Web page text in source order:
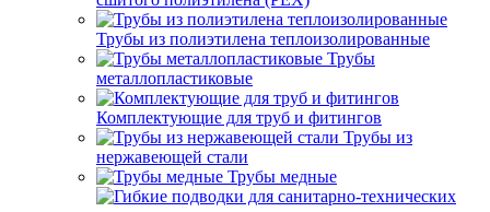
Трубы из полиэтилена теплоизолированные
Трубы
металлопластиковые
Комплектующие для труб и фитингов
Трубы из
нержавеющей стали
Трубы медные